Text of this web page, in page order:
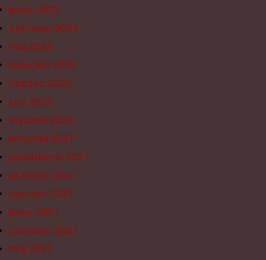
lipiec 2022
czerwiec 2022
maj 2022
kwiecień 2022
marzec 2022
luty 2022
styczeń 2022
listopad 2021
październik 2021
wrzesień 2021
sierpień 2021
lipiec 2021
czerwiec 2021
maj 2021